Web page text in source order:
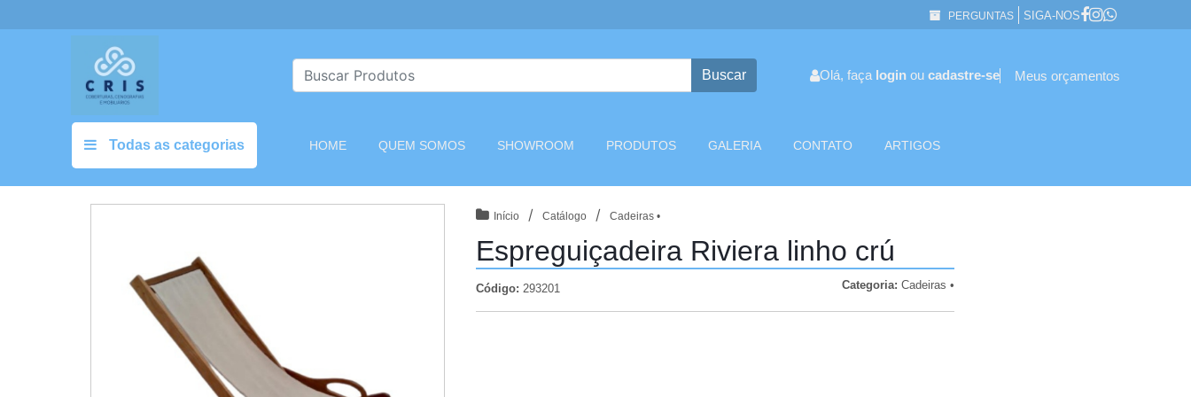
PERGUNTAS SIGA-NOS
Buscar Olá, faça login ou cadastre-se Meus orçamentos
Todas as categorias HOME(CURRENT)QUEM SOMOS SHOWROOM PRODUTOS GALERIA CONTATO ARTIGOS
Início / Catálogo / Cadeiras •
Espreguiçadeira Riviera linho crú
Código: 293201 Categoria: Cadeiras •